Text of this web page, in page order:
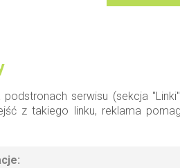
podstronach serwisu (sekcja
z takiego linku, reklama